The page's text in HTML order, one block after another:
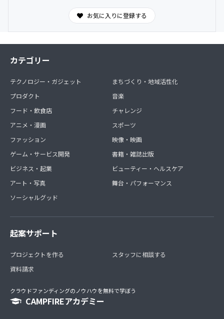
お気に入りに登録する
カテゴリー
テクノロジー・ガジェット
プロダクト
フード・飲食店
アニメ・漫画
ファッション
ゲーム・サービス開発
ビジネス・起業
アート・写真
ソーシャルグッド
まちづくり・地域活性化
音楽
チャレンジ
スポーツ
映像・映画
書籍・雑誌出版
ビューティー・ヘルスケア
舞台・パフォーマンス
起案サポート
プロジェクトを作る
資料請求
スタッフに相談する
クラウドファンディングのノウハウを無料で学ぼう
CAMPFIREアカデミー